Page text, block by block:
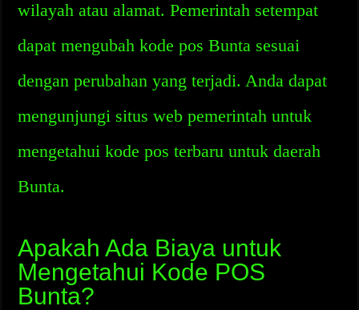
wilayah atau alamat. Pemerintah setempat
dapat mengubah kode pos Bunta sesuai
dengan perubahan yang terjadi. Anda dapat
mengunjungi situs web pemerintah untuk
mengetahui kode pos terbaru untuk daerah
Bunta.
Apakah Ada Biaya untuk
Mengetahui Kode POS
Bunta?